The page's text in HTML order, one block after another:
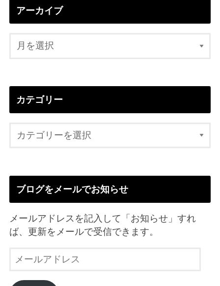
アーカイブ
カテゴリー
ブログをメールでお知らせ
メールアドレスを記入して「お知らせ」すれ
ば、更新をメールで受信できます。
ル